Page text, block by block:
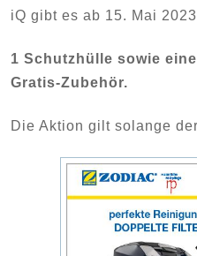
iQ gibt es ab 15. Mai 2023
1 Schutzhülle sowie
Gratis-Zubehör.
Die Aktion gilt solange